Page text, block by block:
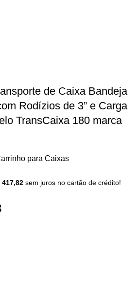
de Caixa Bandeja
Rodízios de 3” e Carga
TransCaixa 180 marca
para Caixas
417,82 sem juros no cartão de crédito!